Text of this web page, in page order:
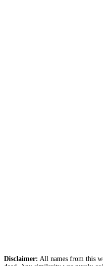
Disclaimer: All names from this